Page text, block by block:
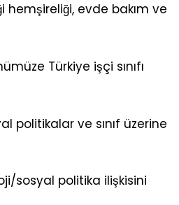
hemşireliği, evde bakım ve
Türkiye işçi sınıfı
politikalar ve sınıf üzerine
sosyal politika ilişkisini